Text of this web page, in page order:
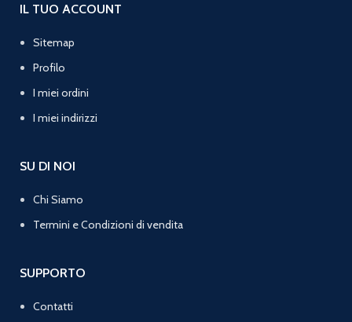
IL TUO ACCOUNT
Sitemap
Profilo
I miei ordini
I miei indirizzi
SU DI NOI
Chi Siamo
Termini e Condizioni di vendita
SUPPORTO
Contatti